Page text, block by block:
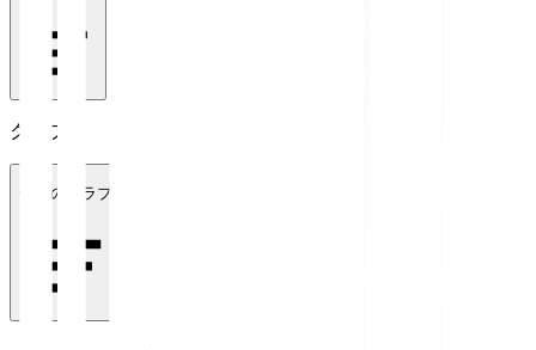
クラブ
全てのクラブ